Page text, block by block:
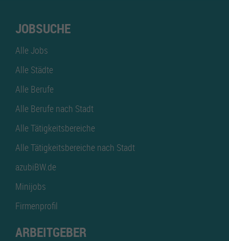
JOBSUCHE
Alle Jobs
Alle Städte
Alle Berufe
Alle Berufe nach Stadt
Alle Tätigkeitsbereiche
Alle Tätigkeitsbereiche nach Stadt
azubiBW.de
Minijobs
Firmenprofil
ARBEITGEBER